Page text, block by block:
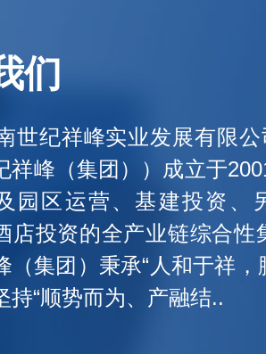
们
世纪祥峰实业发展有限
祥峰（集团））成立于
园区运营、基建投资、
店投资的全产业链综合性
（集团）秉承“人和于祥，
持“顺势而为、产融结..